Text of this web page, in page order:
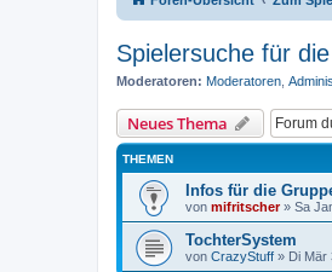
Spielersuche für
Moderatoren: Moderatoren
Neues Thema
THEMEN
Infos für die
von mifritscher» Sa
TochterSystem
von CrazyStuff » Di Mär